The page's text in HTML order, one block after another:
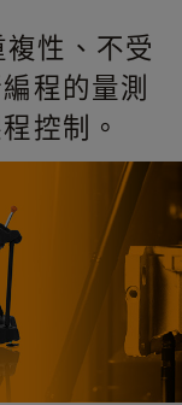
性、不受
程的量測
控制。